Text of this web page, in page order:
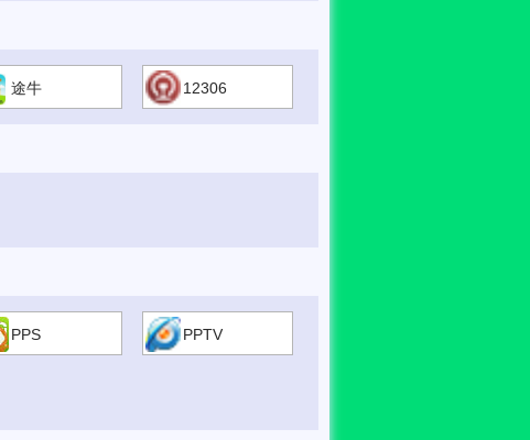
途牛 12306
PPS PPTV